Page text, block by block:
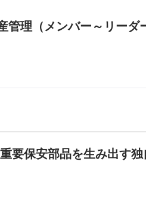
管理（メンバー～リーダ
要保安部品を生み出す